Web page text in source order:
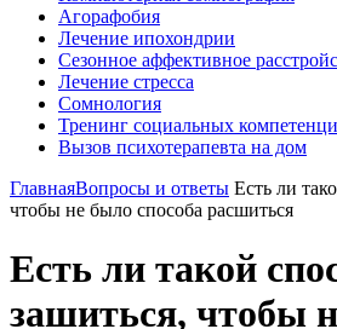
Агорафобия
Лечение ипохондрии
Сезонное аффективное
Лечение стресса
Сомнология
Тренинг социальных
Вызов психотерапевта на дом
ГлавнаяВопросы и ответы Есть ли
чтобы не было способа расшиться
Есть ли такой
зашиться, чтобы